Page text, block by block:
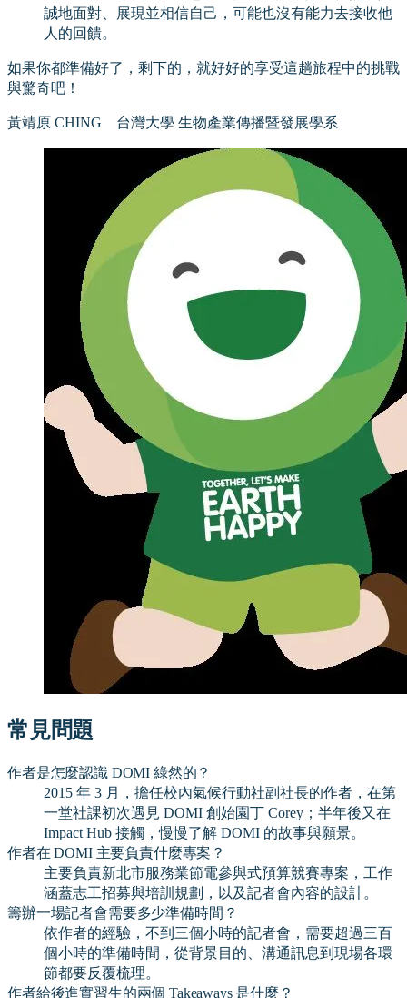
誠地面對、展現並相信自己，可能也沒有能力去接收他
人的回饋。
如果你都準備好了，剩下的，就好好的享受這趟旅程中的挑戰
與驚奇吧！
黃靖原 CHING 台灣大學 生物產業傳播暨發展學系
常見問題
作者是怎麼認識 DOMI 綠然的？
2015 年 3 月，擔任校內氣候行動社副社長的作者，在第
一堂社課初次遇見 DOMI 創始園丁 Corey；半年後又在
Impact Hub 接觸，慢慢了解 DOMI 的故事與願景。
作者在 DOMI 主要負責什麼專案？
主要負責新北市服務業節電參與式預算競賽專案，工作
涵蓋志工招募與培訓規劃，以及記者會內容的設計。
籌辦一場記者會需要多少準備時間？
依作者的經驗，不到三個小時的記者會，需要超過三百
個小時的準備時間，從背景目的、溝通訊息到現場各環
節都要反覆梳理。
作者給後進實習生的兩個 Takeaways 是什麼？